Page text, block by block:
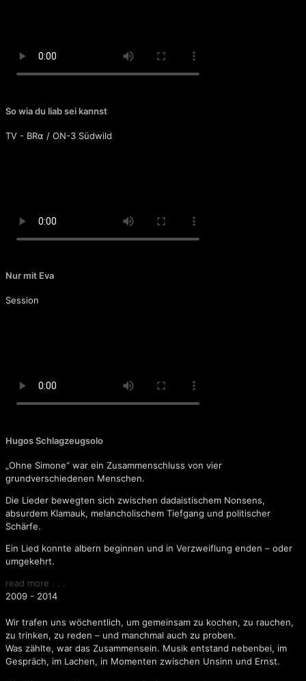
Oh Marie (Radio-Edit)
Da Hundehalter Karle
So wia du liab sei kannst
TV - BR⍺ / ON-3 Südwild
Nur mit Eva
Session
Hugos Schlagzeugsolo
„Ohne Simone“ war ein Zusammenschluss von vier
grundverschiedenen Menschen.
Die Lieder bewegten sich zwischen dadaistischem Nonsens,
absurdem Klamauk, melancholischem Tiefgang und politischer
Schärfe.
Ein Lied konnte albern beginnen und in Verzweiflung enden – oder
umgekehrt.
read more . . .
2009 - 2014
Wir trafen uns wöchentlich, um gemeinsam zu kochen, zu rauchen,
zu trinken, zu reden – und manchmal auch zu proben.
Was zählte, war das Zusammensein. Musik entstand nebenbei, im
Gespräch, im Lachen, in Momenten zwischen Unsinn und Ernst.